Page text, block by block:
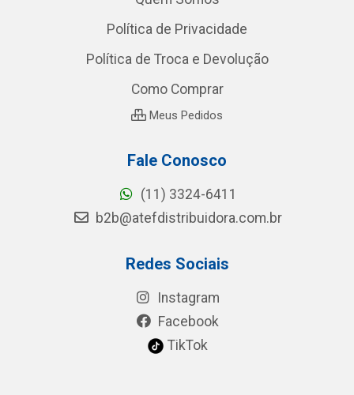
Política de Privacidade
Política de Troca e Devolução
Como Comprar
Meus Pedidos
Fale Conosco
(11) 3324-6411
b2b@atefdistribuidora.com.br
Redes Sociais
Instagram
Facebook
TikTok